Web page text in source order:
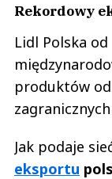
Rekordowy
Lidl Polska
produktów
Jak podaje
eksportu